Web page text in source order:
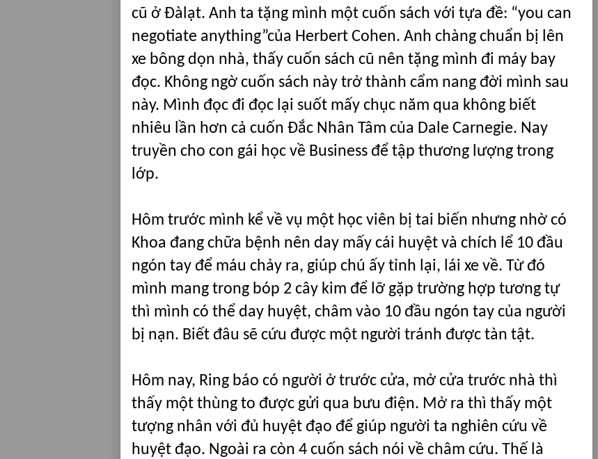
cũ ở Đàlạt. Anh ta tặng mình một cuốn sách với tựa đề: “you can
negotiate anything”của Herbert Cohen. Anh chàng chuẩn bị lên
xe bông dọn nhà, thấy cuốn sách cũ nên tặng mình đi máy bay
đọc. Không ngờ cuốn sách này trở thành cẩm nang đời mình sau
này. Mình đọc đi đọc lại suốt mấy chục năm qua không biết
nhiêu lần hơn cả cuốn Đắc Nhân Tâm của Dale Carnegie. Nay
truyền cho con gái học về Business để tập thương lượng trong
lớp.
Hôm trước mình kể về vụ một học viên bị tai biến nhưng nhờ có
Khoa đang chữa bệnh nên day mấy cái huyệt và chích lể 10 đầu
ngón tay để máu chảy ra, giúp chú ấy tỉnh lại, lái xe về. Từ đó
mình mang trong bóp 2 cây kim để lỡ gặp trường hợp tương tự
thì mình có thể day huyệt, châm vào 10 đầu ngón tay của người
bị nạn. Biết đâu sẽ cứu được một người tránh được tàn tật.
Hôm nay, Ring báo có người ở trước cửa, mở cửa trước nhà thì
thấy một thùng to được gửi qua bưu điện. Mở ra thì thấy một
tượng nhân với đủ huyệt đạo để giúp người ta nghiên cứu về
huyệt đạo. Ngoài ra còn 4 cuốn sách nói về châm cứu. Thế là